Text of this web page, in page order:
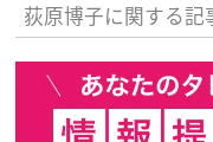
荻原博子に関する記